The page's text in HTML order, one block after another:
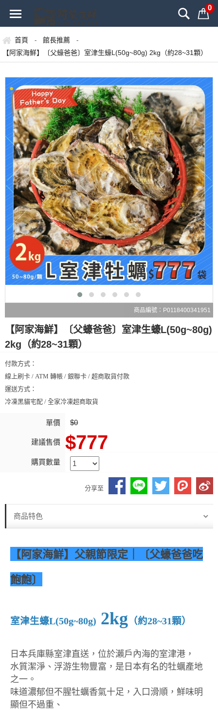
0
首頁 - 館長推薦 -
【阿家海鮮】〔父蠔爸爸〕室津生蠔L(50g~80g) 2kg（約28~31顆）
商品編號：P0118400341951
【阿家海鮮】〔父蠔爸爸〕室津生蠔L(50g~80g)
2kg（約28~31顆）
付款方式：
線上刷卡 / ATM 轉帳 / 銀聯卡 / 超商取貨付款
運送方式：
冷凍黑貓宅配 / 全家冷凍超商取貨
單價 $0
建議售價 $777
購買數量
分享至
商品特色
【阿家海鮮】父親節限定｜〔父蠔爸爸吃
飽飽〕
室津生蠔L(50g~80g) 2kg （約28~31顆）
日本兵庫縣室津直送，位於瀨戶內海的室津港，
水質潔淨、浮游生物豐富，是日本有名的牡蠣產地
之一。
味道濃郁但不腥牡蠣香氣十足，入口滑順，鮮味明
顯但不過重、